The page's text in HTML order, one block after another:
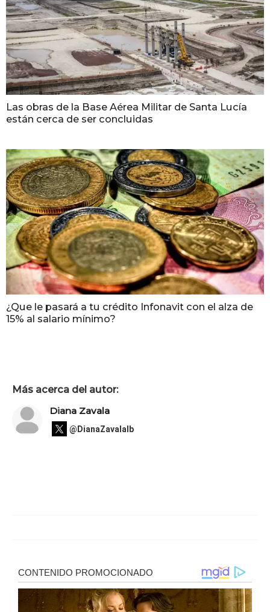
Las obras de la Base Aérea Militar de Santa Lucía
están cerca de ser concluidas
¿Que le pasará a tu crédito Infonavit con el alza de
15% al salario mínimo?
Más acerca del autor:
Diana Zavala
@DianaZavalaIb